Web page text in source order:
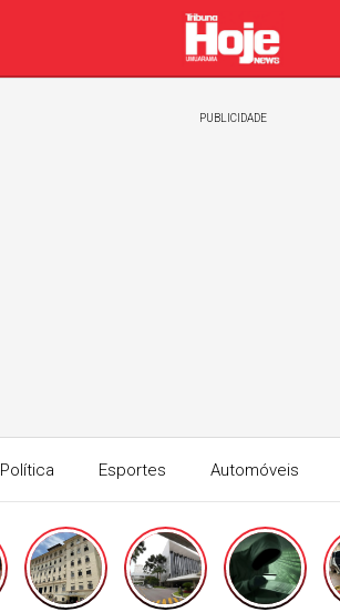
PUBLICIDADE
Política Esportes Automóveis